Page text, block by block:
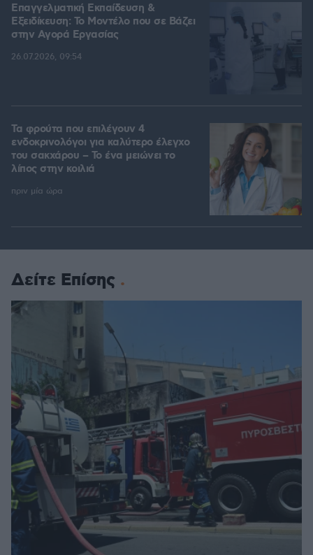
Επαγγελματική Εκπαίδευση &
Εξειδίκευση: Το Mοντέλο που σε Bάζει
στην Aγορά Eργασίας
26.07.2026, 09:54
Τα φρούτα που επιλέγουν 4
ενδοκρινολόγοι για καλύτερο έλεγχο
του σακχάρου – Το ένα μειώνει το
λίπος στην κοιλιά
πριν μία ώρα
Δείτε Επίσης